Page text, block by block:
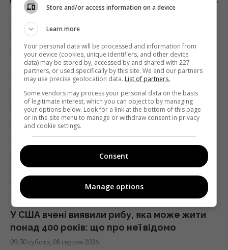
Європу накрила нова хвиля спеки: яким
курортам загрожують лісові пожежі та
небезпека
10:08 субота, 08 серпня 2026
Розвідка США пов’язує з Росією дрон з
вибухівкою в аеропорту Лейпцига, - WSJ
09:59 субота, 08 серпня 2026
Поварів запитали, як готувати лосося, і всі
вони відповіли однаково
09:55 субота, 08 серпня 2026
У США вчені виявили рибу, яка може жити
понад 400 років: що про неї відомо
09:30 субота, 08 серпня 2026
Store and/or access information on a device
Learn more
Your personal data will be processed and information from
your device (cookies, unique identifiers, and other device
data) may be stored by, accessed by and shared with 227
partners, or used specifically by this site. We and our partners
may use precise geolocation data. List of partners.
Some vendors may process your personal data on the basis
of legitimate interest, which you can object to by managing
your options below. Look for a link at the bottom of this page
or in the site menu to manage or withdraw consent in privacy
and cookie settings.
Consent
Manage options